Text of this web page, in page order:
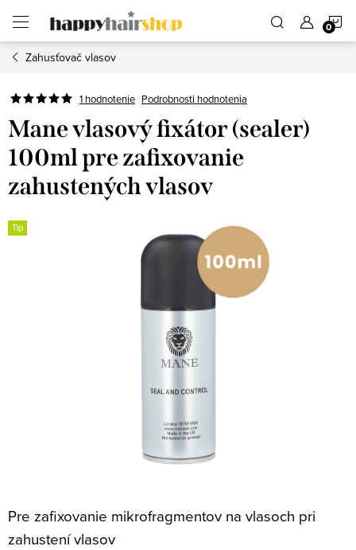
obsah
Zahusťovač vlasov
1 hodnotenie Podrobnosti hodnotenia
Mane vlasový fixátor (sealer)
100ml pre zafixovanie
zahustených vlasov
Tip
Pre zafixovanie mikrofragmentov na vlasoch pri
zahustení vlasov